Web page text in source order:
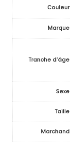
Couleur
Marque
Tranche d'âge
Sexe
Taille
Marchand